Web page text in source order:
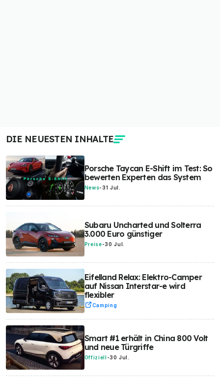
DIE NEUESTEN INHALTE
Porsche Taycan E-Shift im Test: So
bewerten Experten das System
News-31 Jul.
Subaru Uncharted und Solterra
3.000 Euro günstiger
Preise-30 Jul.
Eifelland Relax: Elektro-Camper
auf Nissan Interstar-e wird
flexibler
Camping
Smart #1 erhält in China 800 Volt
und neue Türgriffe
Offiziell -30 Jul.